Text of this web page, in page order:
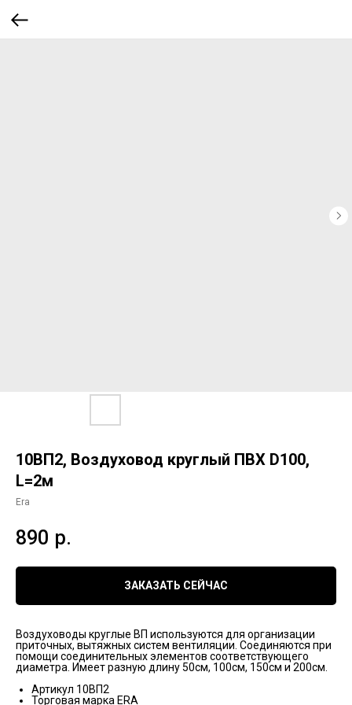
10ВП2, Воздуховод круглый ПВХ D100,
L=2м
Era
890 р.
ЗАКАЗАТЬ СЕЙЧАС
Воздуховоды круглые ВП используются для организации
приточных, вытяжных систем вентиляции. Соединяются при
помощи соединительных элементов соответствующего
диаметра. Имеет разную длину 50см, 100см, 150см и 200см.
Артикул 10ВП2
Торговая марка ERA